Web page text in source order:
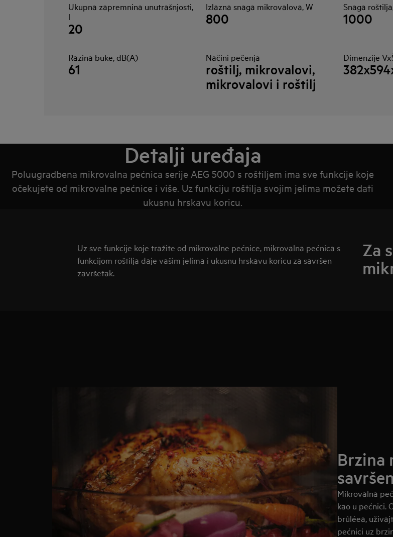
Ukupna zapremnina unutrašnjosti,
l
20
Izlazna snaga mikrovalova, W
800
Snaga
1000
Razina buke, dB(A)
61
Načini pečenja
roštilj, mikrovalovi,
mikrovalovi i roštilj
Dimenzije
Detalji uređaja
Poluugradbena mikrovalna pećnica serije AEG 5000 s roštiljem ima sve funkcije koje
očekujete od mikrovalne pećnice i više. Uz funkciju roštilja svojim jelima možete dati
ukusnu hrskavu koricu.
Za
Uz sve funkcije koje tražite od mikrovalne pećnice, mikrovalna pećnica s
funkcijom roštilja daje vašim jelima i ukusnu hrskavu koricu za savršen
završetak.
Brzina
Mikrovalna
kao u pećnici.
brûléea,
pećnici uz